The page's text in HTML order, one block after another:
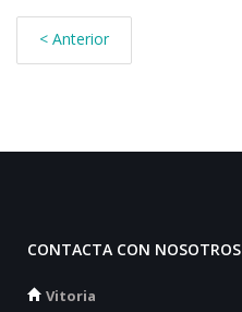
< Anterior
CONTACTA CON NOSOTROS
Vitoria